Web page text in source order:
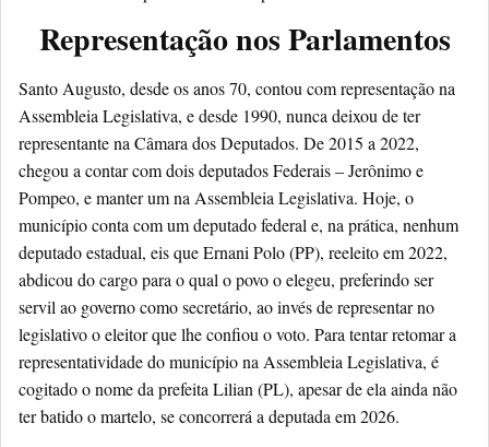
Representação nos Parlamentos
Santo Augusto, desde os anos 70, contou com representação na
Assembleia Legislativa, e desde 1990, nunca deixou de ter
representante na Câmara dos Deputados. De 2015 a 2022,
chegou a contar com dois deputados Federais – Jerônimo e
Pompeo, e manter um na Assembleia Legislativa. Hoje, o
município conta com um deputado federal e, na prática, nenhum
deputado estadual, eis que Ernani Polo (PP), reeleito em 2022,
abdicou do cargo para o qual o povo o elegeu, preferindo ser
servil ao governo como secretário, ao invés de representar no
legislativo o eleitor que lhe confiou o voto. Para tentar retomar a
representatividade do município na Assembleia Legislativa, é
cogitado o nome da prefeita Lilian (PL), apesar de ela ainda não
ter batido o martelo, se concorrerá a deputada em 2026.